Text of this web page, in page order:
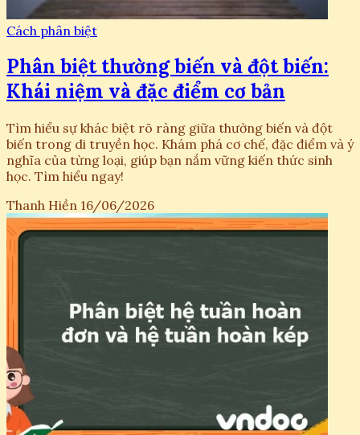
Cách phân biệt
Phân biệt thường biến và đột biến:
Khái niệm và đặc điểm cơ bản
Tìm hiểu sự khác biệt rõ ràng giữa thường biến và đột
biến trong di truyền học. Khám phá cơ chế, đặc điểm và ý
nghĩa của từng loại, giúp bạn nắm vững kiến thức sinh
học. Tìm hiểu ngay!
Thanh Hiền 16/06/2026